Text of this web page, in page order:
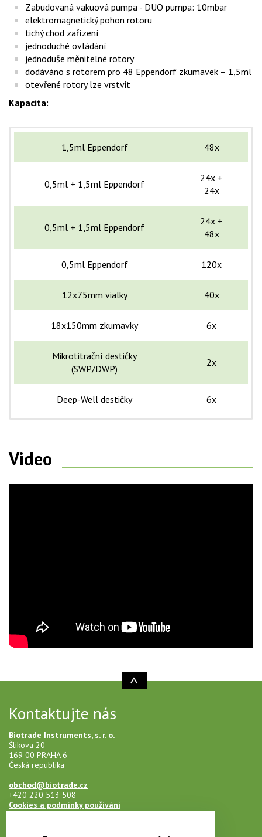
Zabudovaná vakuová pumpa - DUO pumpa: 10mbar
elektromagnetický pohon rotoru
tichý chod zařízení
jednoduché ovládání
jednoduše měnitelné rotory
dodáváno s rotorem pro 48 Eppendorf zkumavek – 1,5ml
otevřené rotory lze vrstvit
Kapacita:
1,5ml Eppendorf 48x
0,5ml + 1,5ml Eppendorf
24x +
24x
0,5ml + 1,5ml Eppendorf
24x +
48x
0,5ml Eppendorf 120x
12x75mm vialky 40x
18x150mm zkumavky 6x
Mikrotitrační destičky
(SWP/DWP)
2x
Deep-Well destičky 6x
Video
Kontaktujte nás
Biotrade Instruments, s. r. o.
Šlikova 20
169 00 PRAHA 6
Česká republika
obchod@biotrade.cz
+420 220 513 508
Cookies a podmínky používání